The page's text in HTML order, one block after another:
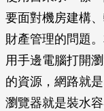
要面對機房建構
財產管理的問題
用手邊電腦打開
的資源，網路就
瀏覽器就是裝水